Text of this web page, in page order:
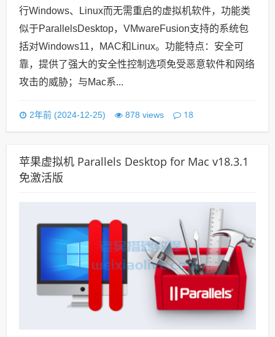
行Windows、Linux而无需重启的虚拟机软件，功能类
似于ParallelsDesktop，VMwareFusion支持的系统包
括对Windows11，MAC和Linux。功能特点：安全可
靠，提供了强大的安全性控制选项免受恶意软件和网络
攻击的威胁；与Mac系...
2年前 (2024-12-25) 878 views 18
苹果虚拟机 Parallels Desktop for Mac v18.3.1
免激活版